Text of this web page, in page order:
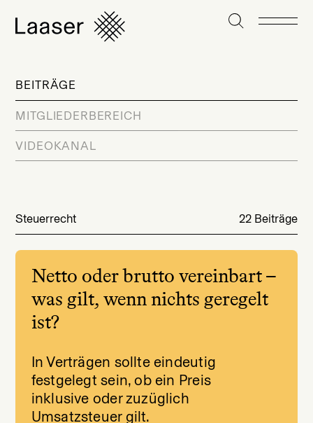
BEITRÄGE
MITGLIEDERBEREICH
VIDEOKANAL
Steuerrecht 22 Beiträge
Netto oder brutto vereinbart –
was gilt, wenn nichts geregelt
ist?
In Verträgen sollte eindeutig
festgelegt sein, ob ein Preis
inklusive oder zuzüglich
Umsatzsteuer gilt.